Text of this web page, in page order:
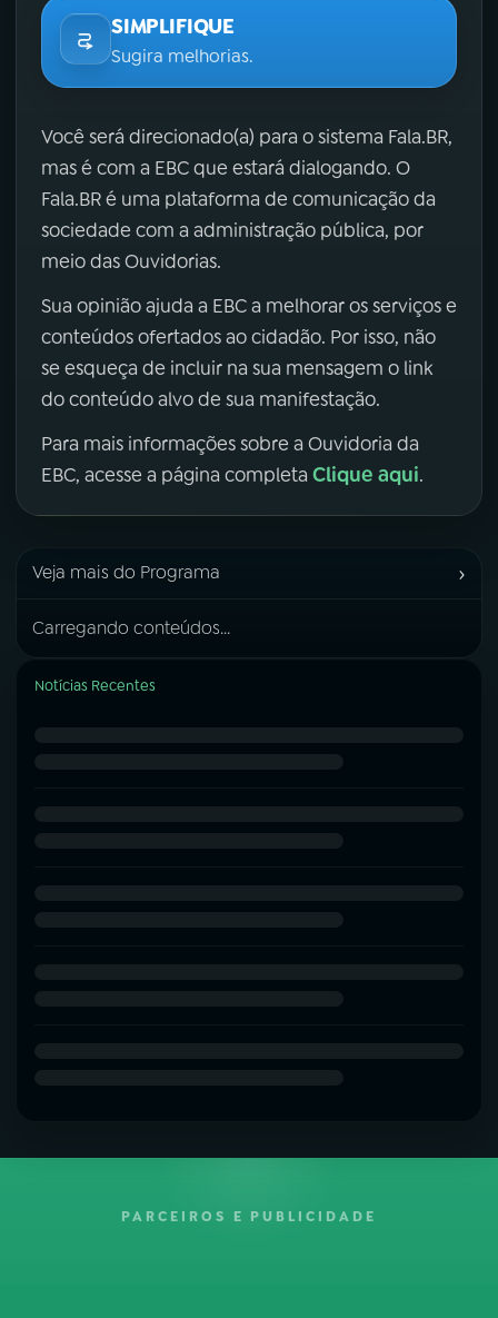
SIMPLIFIQUE
Sugira melhorias.
Você será direcionado(a) para o sistema Fala.BR,
mas é com a EBC que estará dialogando. O
Fala.BR é uma plataforma de comunicação da
sociedade com a administração pública, por
meio das Ouvidorias.
Sua opinião ajuda a EBC a melhorar os serviços e
conteúdos ofertados ao cidadão. Por isso, não
se esqueça de incluir na sua mensagem o link
do conteúdo alvo de sua manifestação.
Para mais informações sobre a Ouvidoria da
EBC, acesse a página completa Clique aqui.
Veja mais do Programa ›
Carregando conteúdos...
Notícias Recentes
PARCEIROS E PUBLICIDADE